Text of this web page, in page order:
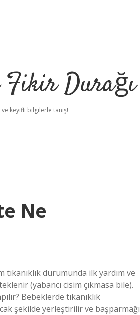
Durağı
ve keyifli bilgilerle tanış!
Ne
durumunda ilk yardım ve
(yabancı cisim çıkmasa bile).
Bebeklerde tıkanıklık
şekilde yerleştirilir ve başparmağı